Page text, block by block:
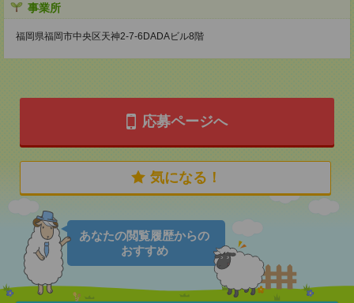
事業所
福岡県福岡市中央区天神2-7-6DADAビル8階
応募ページへ
気になる！
あなたの閲覧履歴からの
おすすめ